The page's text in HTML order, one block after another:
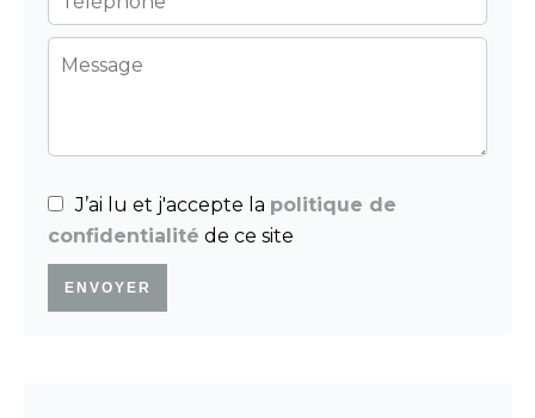
J’ai lu et j'accepte la politique de
confidentialité de ce site
ENVOYER